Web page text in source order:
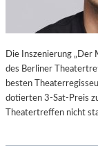
Die Inszenierung „Der
des Berliner
besten
dotierten 3-Sat-Preis
Theatertreffen nicht